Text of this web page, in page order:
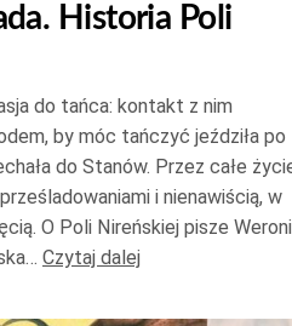
Historia Poli
do tańca: kontakt z nim
by móc tańczyć jeździła po
do Stanów. Przez całe
i nienawiścią, w
O Poli Nireńskiej pisze
Czytaj dalej